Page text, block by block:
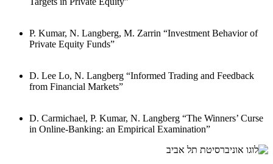
P. Kumar, N. Langberg, M. Zarrin “Investment Behavior of
Private Equity Funds”
D. Lee Lo, N. Langberg “Informed Trading and Feedback
from Financial Markets”
D. Carmichael, P. Kumar, N. Langberg “The Winners’ Curse
in Online-Banking: an Empirical Examination”